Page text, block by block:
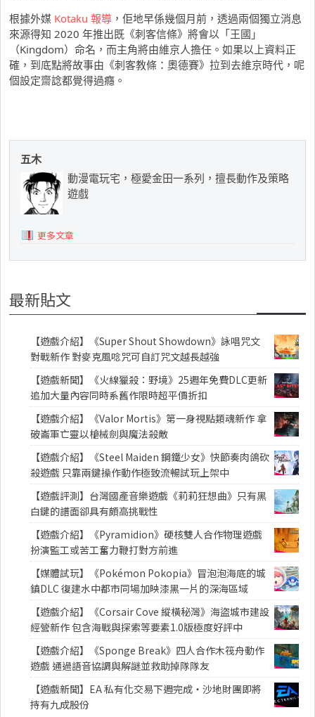
根據外媒 Kotaku 報導 ，佢地早係幾個月前，透過兩個獨立消息
來源得知 2020 年推出既《刺客信條》將會以「王國」
（Kingdom）命名，而主角將由維京人擔任。如果以上資料正
確，到底點將故事由《刺客教條：奧德賽》拉到去維京時代，呢
個設定齋諗都覺得過癮。
五木
動漫電玩宅，極愛金田一系列，擅長動作及策略
遊戲
更多文章
最新貼文
【遊戲介紹】《Super Shout Showdown》詠唱咒文
對戰新作 對麥克風唸咒可自訂咒文越長越強
【遊戲新聞】《火線獵殺：野境》25週年免費DLC更新
追加大量內容同時系舊作限時超平價折扣
【遊戲介紹】《Valor Mortis》第一身視點類魂新作 拿
破崙軍亡靈以槍械劍與魔法殺敵
【遊戲介紹】《Steel Maiden 鋼鐵少女》快節奏肉鴿砍
殺遊戲 只靠兩鍵操作動作極致流暢試玩上架中
【遊戲評測】台灣國產音樂遊戲《莉莉狂想曲》只有黑
白鍵的譜面卻具有頗高挑戰性
【遊戲介紹】《Pyramidion》硬核雙人合作物理遊戲
扮演監工或苦工奮力鞭打對方前進
【媒體試玩】《Pokémon Pokopia》冒泡泡海底的城
鎮DLC 復建水中都市同場加映漆黑一片的深海區域
【遊戲介紹】《Corsair Cove 縱橫秘灣》海盜城市建設
經營新作 包含海戰與探索等要素1.0版極度好評中
【遊戲介紹】《Sponge Break》四人合作木筏舟動作
遊戲 通過語音協調與解謎並救助掉隊隊友
【遊戲新聞】EA 私有化交易下週完成・沙地財團即將
持有九成股份